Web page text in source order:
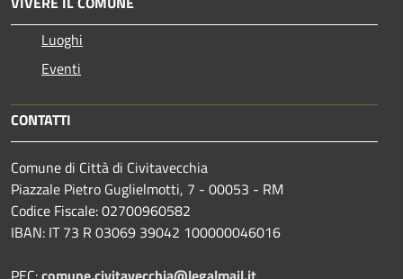
Luoghi
Eventi
CONTATTI
Comune di Città di Civitavecchia
Piazzale Pietro Guglielmotti, 7 - 00053 - RM
Codice Fiscale: 02700960582
IBAN: IT 73 R 03069 39042 100000046016